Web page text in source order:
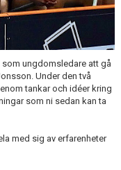
som ungdomsledare att gå
Under den två
tankar och idéer kring
som ni sedan kan ta
med sig av erfarenheter